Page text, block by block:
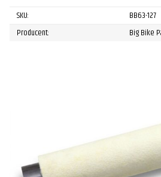
SKU:
BB63-127
Producent:
Big Bike